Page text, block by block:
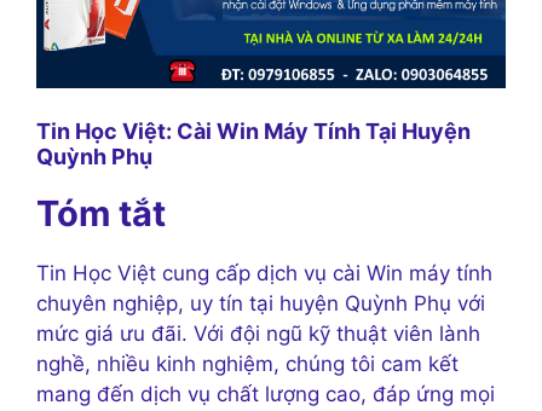
Tin Học Việt: Cài Win Máy Tính Tại Huyện
Quỳnh Phụ
Tóm tắt
Tin Học Việt cung cấp dịch vụ cài Win máy tính
chuyên nghiệp, uy tín tại huyện Quỳnh Phụ với
mức giá ưu đãi. Với đội ngũ kỹ thuật viên lành
nghề, nhiều kinh nghiệm, chúng tôi cam kết
mang đến dịch vụ chất lượng cao, đáp ứng mọi